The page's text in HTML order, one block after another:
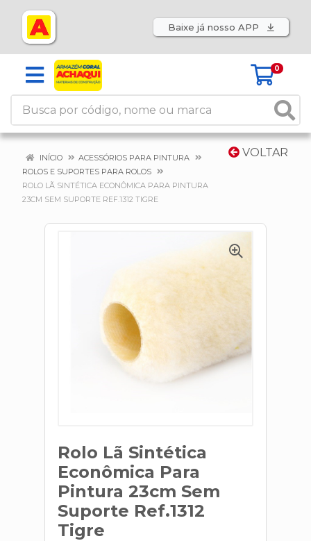
Baixe já nosso APP
0
VOLTAR
INÍCIO
ACESSÓRIOS PARA PINTURA
ROLOS E SUPORTES PARA ROLOS
ROLO LÃ SINTÉTICA ECONÔMICA PARA PINTURA
23CM SEM SUPORTE REF.1312 TIGRE
Rolo Lã Sintética
Econômica Para
Pintura 23cm Sem
Suporte Ref.1312
Tigre